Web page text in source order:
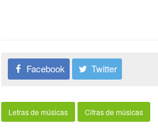
Facebook Twitter
Letras de músicas Cifras de músicas